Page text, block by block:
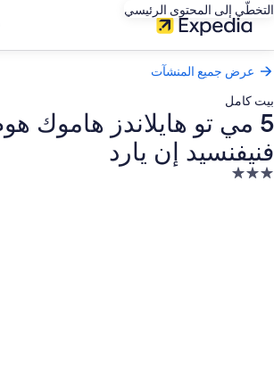
التخطّي إلى المحتوى الرئيسي
عرض جميع المنشآت
بيت كامل
5 مي تو هايلاندز هاموك
فنيفنسيد إن يارد
منشأة